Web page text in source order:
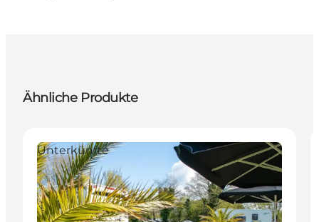
Ähnliche Produkte
Unterkünfte